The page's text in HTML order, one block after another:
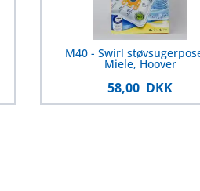
M40 - Swirl
Miele, Hoover
58,00 DKK